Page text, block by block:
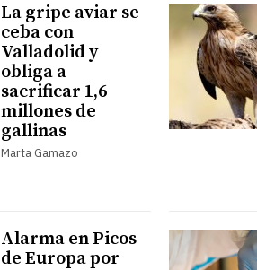
La gripe aviar se
ceba con
Valladolid y
obliga a
sacrificar 1,6
millones de
gallinas
Marta Gamazo
Alarma en Picos
de Europa por